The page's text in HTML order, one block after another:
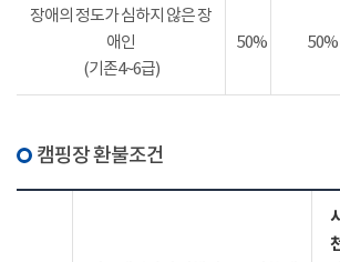
장애의 정도가 심하지 않은 장
애인
(기존4~6급)
50% 50%
캠핑장 환불조건